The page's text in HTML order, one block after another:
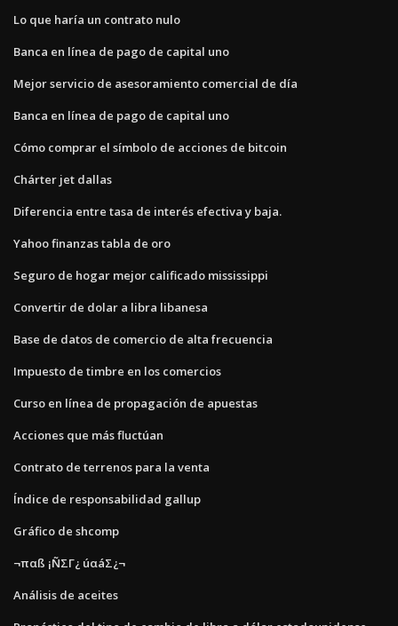
Lo que haría un contrato nulo
Banca en línea de pago de capital uno
Mejor servicio de asesoramiento comercial de día
Banca en línea de pago de capital uno
Cómo comprar el símbolo de acciones de bitcoin
Chárter jet dallas
Diferencia entre tasa de interés efectiva y baja.
Yahoo finanzas tabla de oro
Seguro de hogar mejor calificado mississippi
Convertir de dolar a libra libanesa
Base de datos de comercio de alta frecuencia
Impuesto de timbre en los comercios
Curso en línea de propagación de apuestas
Acciones que más fluctúan
Contrato de terrenos para la venta
Índice de responsabilidad gallup
Gráfico de shcomp
¬παß ¡ÑΣΓ¿ úαáΣ¿¬
Análisis de aceites